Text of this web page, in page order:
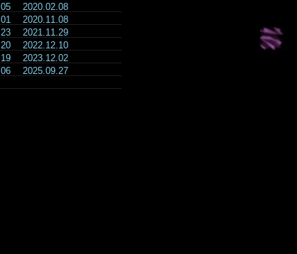
2020.02.08
2020.11.08
2021.11.29
2022.12.10
2023.12.02
2025.09.27